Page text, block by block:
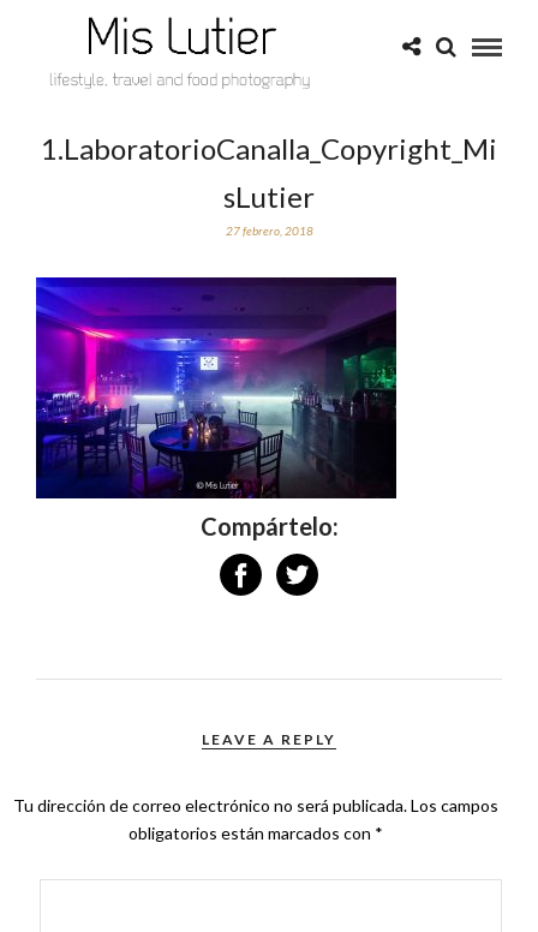
1.LaboratorioCanalla_Copyright_Mi
sLutier
27 febrero, 2018
Compártelo:
LEAVE A REPLY
Tu dirección de correo electrónico no será publicada.Los campos
obligatorios están marcados con *